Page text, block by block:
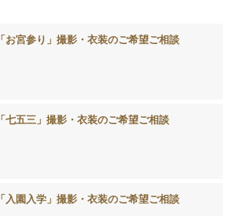
「お宮参り」撮影・衣装のご希望ご相談
「七五三」撮影・衣装のご希望ご相談
「入園入学」撮影・衣装のご希望ご相談